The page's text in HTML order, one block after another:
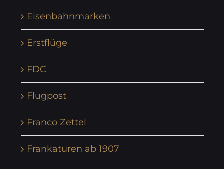
Eisenbahnmarken
Erstflüge
FDC
Flugpost
Franco Zettel
Frankaturen ab 1907